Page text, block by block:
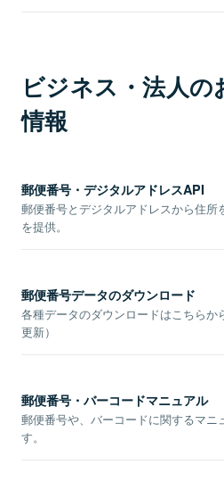
ビジネス・法人の
情報
郵便番号・デジタルアドレスAPI
郵便番号とデジタルアドレスから住所
を提供。
郵便番号データのダウンロード
各種データのダウンロードはこちらか
更新）
郵便番号・バーコードマニュアル
郵便番号や、バーコードに関するマニ
す。